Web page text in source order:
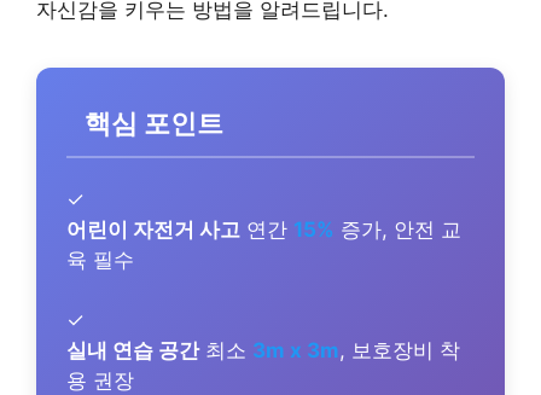
자신감을 키우는 방법을 알려드립니다.
핵심 포인트
✓
어린이 자전거 사고 연간 15% 증가, 안전 교
육 필수
✓
실내 연습 공간최소 3m x 3m, 보호장비 착
용 권장